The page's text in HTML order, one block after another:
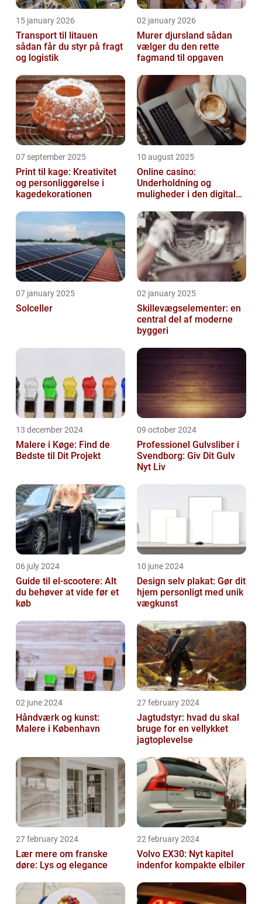
15 january 2026
Transport til litauen
sådan får du styr på fragt
og logistik
02 january 2026
Murer djursland sådan
vælger du den rette
fagmand til opgaven
07 september 2025
Print til kage: Kreativitet
og personliggørelse i
kagedekorationen
10 august 2025
Online casino:
Underholdning og
muligheder i den digitale
07 january 2025
Solceller
02 january 2025
Skillevægselementer: en
central del af moderne
byggeri
13 december 2024
Malere i Køge: Find de
Bedste til Dit Projekt
09 october 2024
Professionel Gulvsliber i
Svendborg: Giv Dit Gulv
Nyt Liv
06 july 2024
Guide til el-scootere: Alt
du behøver at vide før et
køb
10 june 2024
Design selv plakat: Gør dit
hjem personligt med unik
vægkunst
02 june 2024
Håndværk og kunst:
Malere i København
27 february 2024
Jagtudstyr: hvad du skal
bruge for en vellykket
jagtoplevelse
27 february 2024
Lær mere om franske
døre: Lys og elegance
22 february 2024
Volvo EX30: Nyt kapitel
indenfor kompakte elbiler